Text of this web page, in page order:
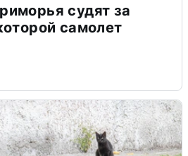
судят за
самолет